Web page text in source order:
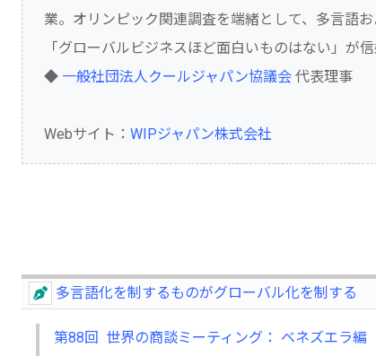
業。オリンピック関連調査を端緒として、多言語
「グローバルビジネスほど面白いものはない」が信
◆ 一般社団法人クールジャパン協議会 代表理事
Webサイト： WIPジャパン株式会社
多言語化を制するものがグローバル化を制する
第88回 世界の商談ミーティング： ベネズエラ編